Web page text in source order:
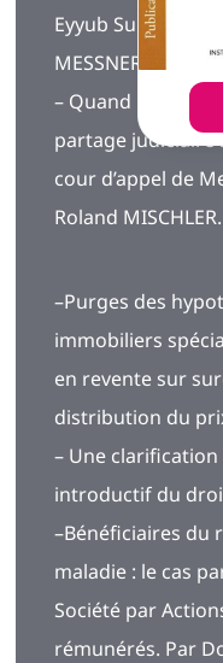
Eyyub Sulatn de
MESSNER.
– Quand le juge
partage judiciaire
cour d’appel de
Roland MISCHLER.
–Purges des
immobiliers
en revente sur
distribution du
– Une clarification
introductif du
–Bénéficiaires du
maladie : le cas
Société par
rémunérés. Par